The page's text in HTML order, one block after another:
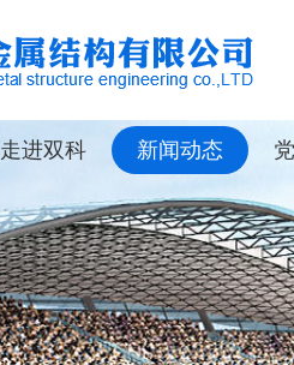
走进双科 新闻动态